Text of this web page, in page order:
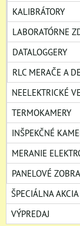
KALIBRÁTORY
LABORATÓRNE
DATALOGGERY
RLC MERAČE A
NEELEKTRICKÉ
TERMOKAMERY
INŠPEKČNÉ
MERANIE
PANELOVÉ
ŠPECIÁLNA AKCIA
VÝPREDAJ